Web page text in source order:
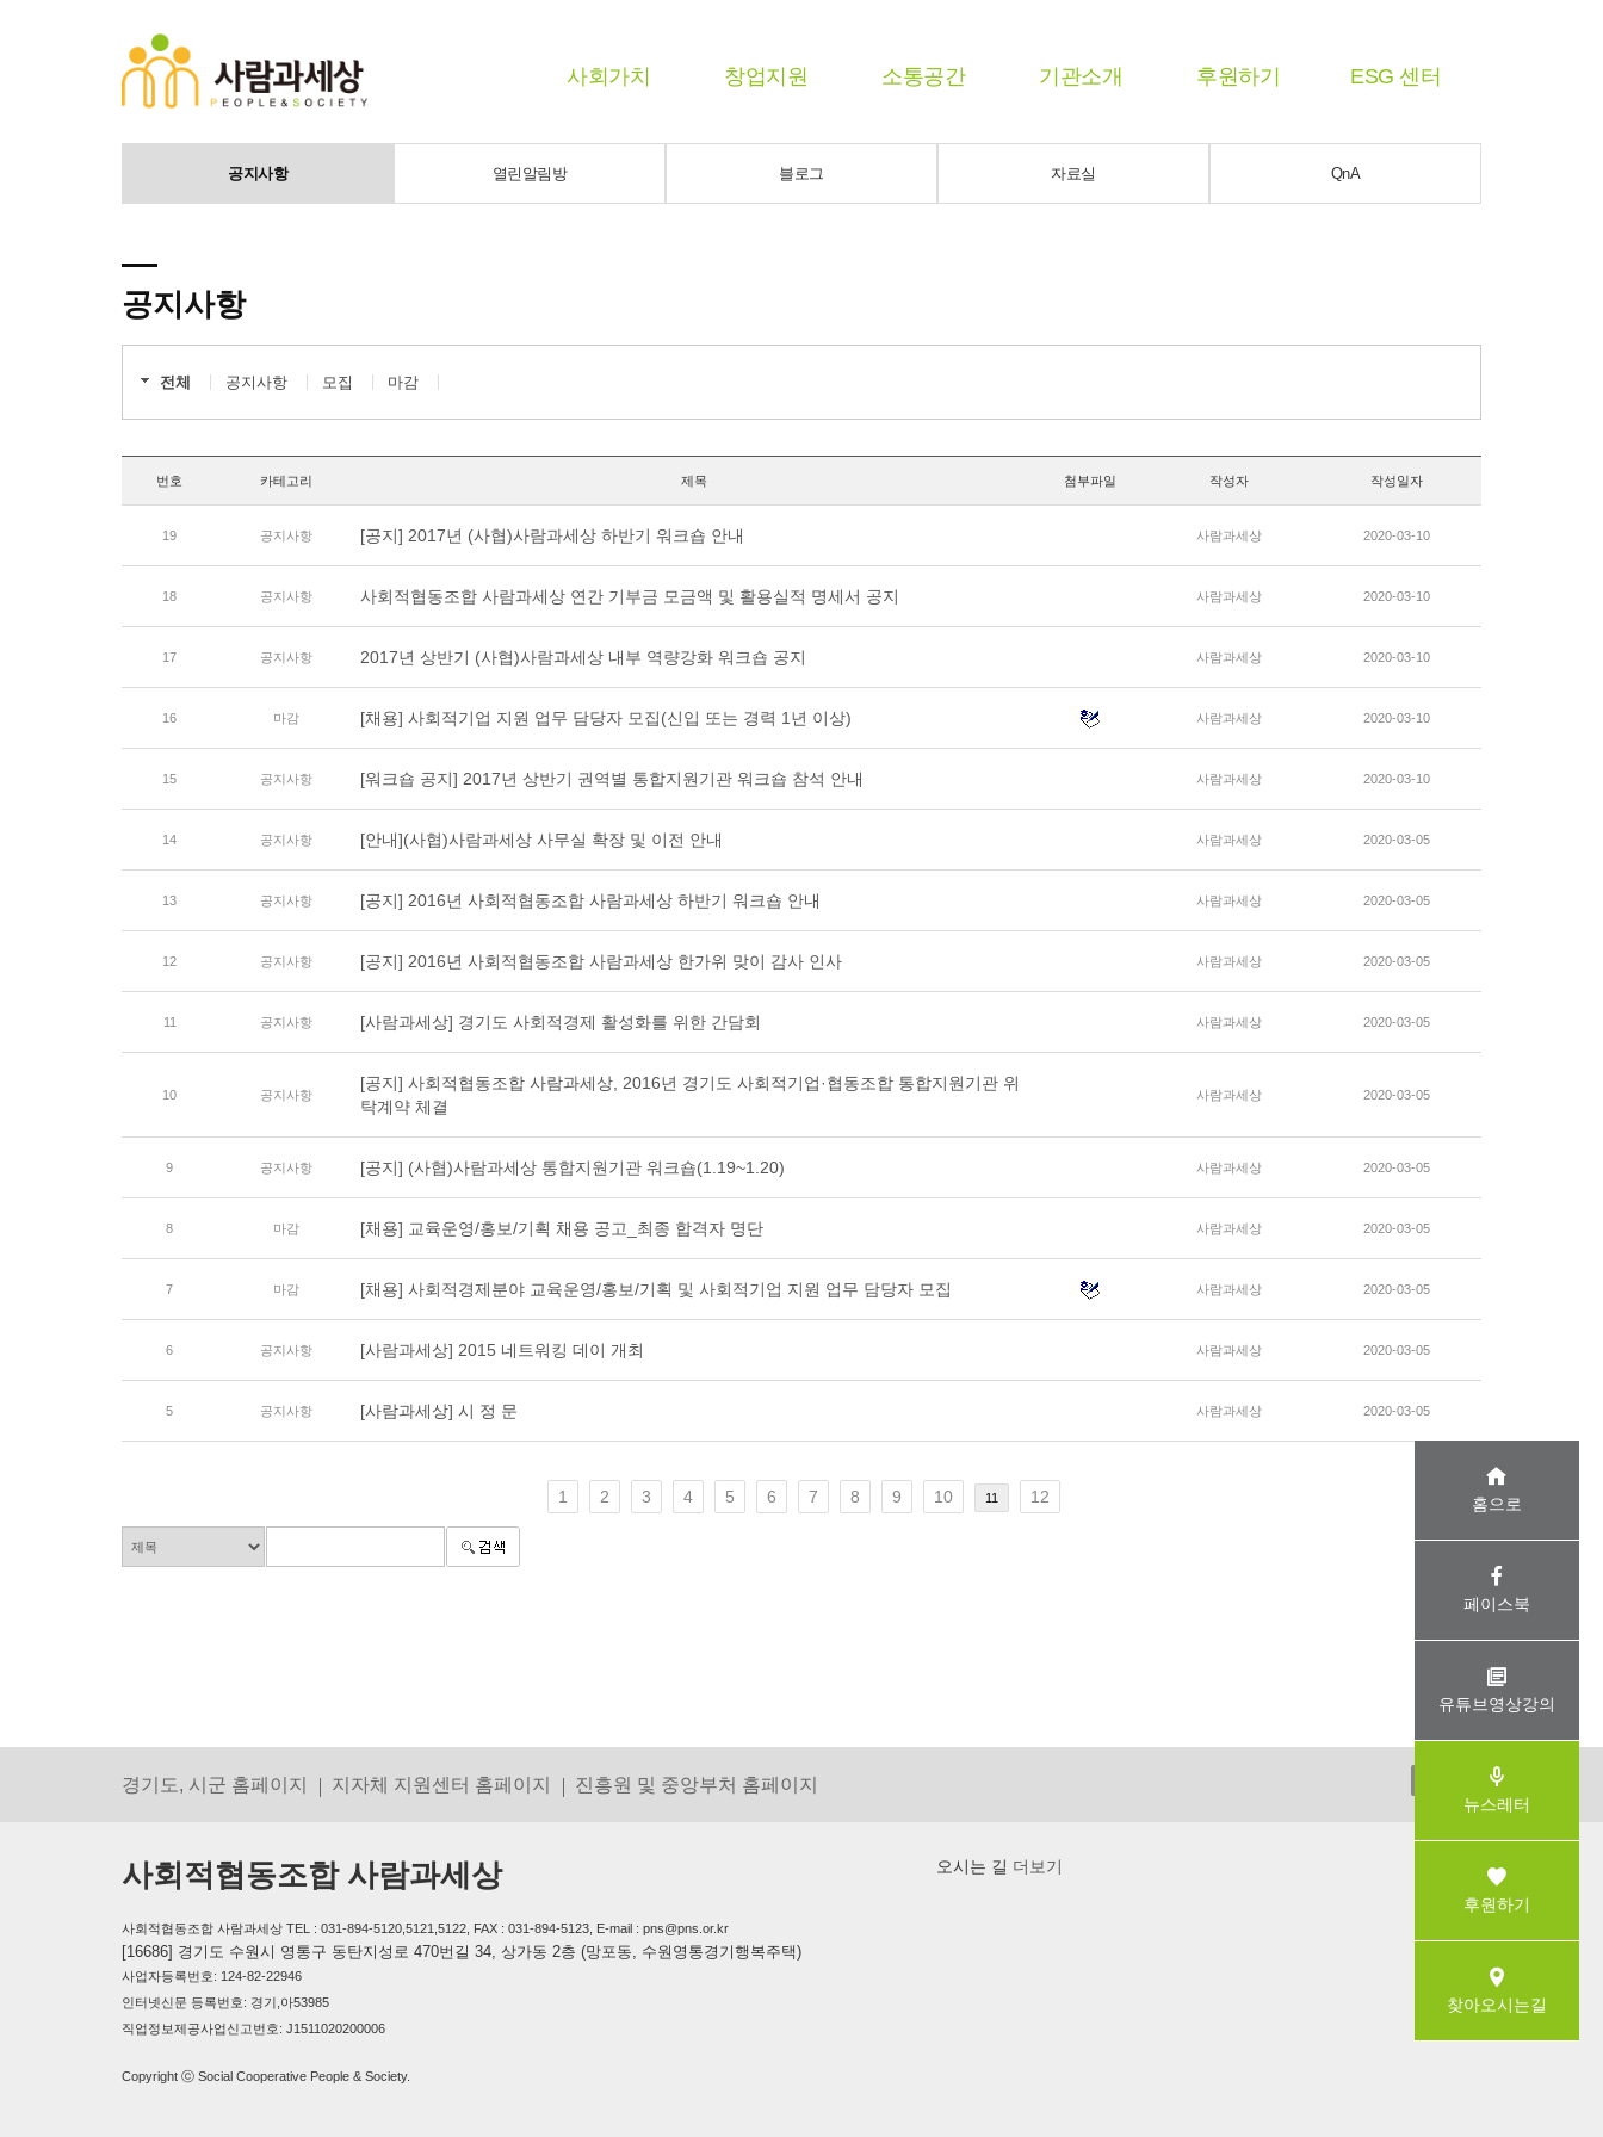
사회가치 창업지원 소통공간 기관소개 후원하기 ESG 센터
공지사항 열린알림방 블로그 자료실 QnA
공지사항
전체 공지사항 모집 마감
번호 카테고리 제목 첨부파일 작성자 작성일자
19 공지사항 [공지] 2017년 (사협)사람과세상 하반기 워크숍 안내 사람과세상 2020-03-10
18 공지사항 사회적협동조합 사람과세상 연간 기부금 모금액 및 활용실적 명세서 공지 사람과세상 2020-03-10
17 공지사항 2017년 상반기 (사협)사람과세상 내부 역량강화 워크숍 공지 사람과세상 2020-03-10
16 마감 [채용] 사회적기업 지원 업무 담당자 모집(신입 또는 경력 1년 이상) 사람과세상 2020-03-10
15 공지사항 [워크숍 공지] 2017년 상반기 권역별 통합지원기관 워크숍 참석 안내 사람과세상 2020-03-10
14 공지사항 [안내](사협)사람과세상 사무실 확장 및 이전 안내 사람과세상 2020-03-05
13 공지사항 [공지] 2016년 사회적협동조합 사람과세상 하반기 워크숍 안내 사람과세상 2020-03-05
12 공지사항 [공지] 2016년 사회적협동조합 사람과세상 한가위 맞이 감사 인사 사람과세상 2020-03-05
11 공지사항 [사람과세상] 경기도 사회적경제 활성화를 위한 간담회 사람과세상 2020-03-05
10 공지사항
[공지] 사회적협동조합 사람과세상, 2016년 경기도 사회적기업·협동조합 통합지원기관 위
탁계약 체결
사람과세상 2020-03-05
9 공지사항 [공지] (사협)사람과세상 통합지원기관 워크숍(1.19~1.20) 사람과세상 2020-03-05
8 마감 [채용] 교육운영/홍보/기획 채용 공고_최종 합격자 명단 사람과세상 2020-03-05
7 마감 [채용] 사회적경제분야 교육운영/홍보/기획 및 사회적기업 지원 업무 담당자 모집 사람과세상 2020-03-05
6 공지사항 [사람과세상] 2015 네트워킹 데이 개최 사람과세상 2020-03-05
5 공지사항 [사람과세상] 시 정 문 사람과세상 2020-03-05
1 2 3 4 5 6 7 8 9 10 11 12 홈으로
페이스북
유튜브영상강의
뉴스레터
후원하기
찾아오시는길
경기도, 시군 홈페이지 지자체 지원센터 홈페이지 진흥원 및 중앙부처 홈페이지
사회적협동조합 사람과세상
사회적협동조합 사람과세상 TEL : 031-894-5120,5121,5122, FAX : 031-894-5123, E-mail : pns@pns.or.kr
[16686] 경기도 수원시 영통구 동탄지성로 470번길 34, 상가동 2층 (망포동, 수원영통경기행복주택)
사업자등록번호: 124-82-22946
인터넷신문 등록번호: 경기,아53985
직업정보제공사업신고번호: J1511020200006
Copyright ⓒ Social Cooperative People & Society.
오시는 길 더보기